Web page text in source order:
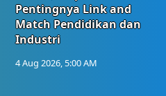
Pentingnya Link and
Match Pendidikan dan
Industri
4 Aug 2026, 5:00 AM